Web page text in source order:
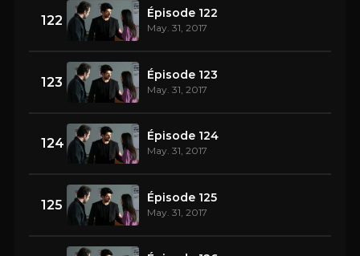
122 Épisode 122
May. 31, 2017
123 Épisode 123
May. 31, 2017
124 Épisode 124
May. 31, 2017
125 Épisode 125
May. 31, 2017